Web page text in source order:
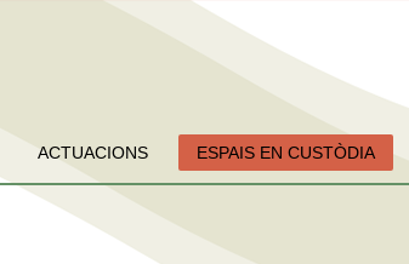
ACTUACIONS ESPAIS EN CUSTÒDIA